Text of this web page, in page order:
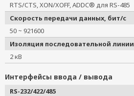
RTS/CTS, XON/XOFF, ADDC® для RS-485
Скорость передачи данных, бит/с
50 ~ 921600
Изоляция последовательной линии
2 кВ
Интерфейсы ввода / вывода
RS-232/422/485